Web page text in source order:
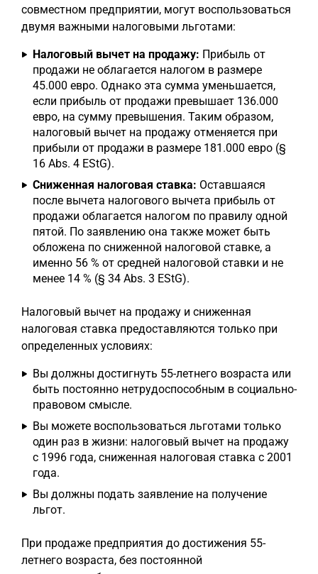
совместном предприятии, могут воспользоваться
двумя важными налоговыми льготами:
Налоговый вычет на продажу: Прибыль от
продажи не облагается налогом в размере
45.000 евро. Однако эта сумма уменьшается,
если прибыль от продажи превышает 136.000
евро, на сумму превышения. Таким образом,
налоговый вычет на продажу отменяется при
прибыли от продажи в размере 181.000 евро (§
16 Abs. 4 EStG).
Сниженная налоговая ставка: Оставшаяся
после вычета налогового вычета прибыль от
продажи облагается налогом по правилу одной
пятой. По заявлению она также может быть
обложена по сниженной налоговой ставке, а
именно 56 % от средней налоговой ставки и не
менее 14 % (§ 34 Abs. 3 EStG).
Налоговый вычет на продажу и сниженная
налоговая ставка предоставляются только при
определенных условиях:
Вы должны достигнуть 55-летнего возраста или
быть постоянно нетрудоспособным в социально-
правовом смысле.
Вы можете воспользоваться льготами только
один раз в жизни: налоговый вычет на продажу
с 1996 года, сниженная налоговая ставка с 2001
года.
Вы должны подать заявление на получение
льгот.
При продаже предприятия до достижения 55-
летнего возраста, без постоянной